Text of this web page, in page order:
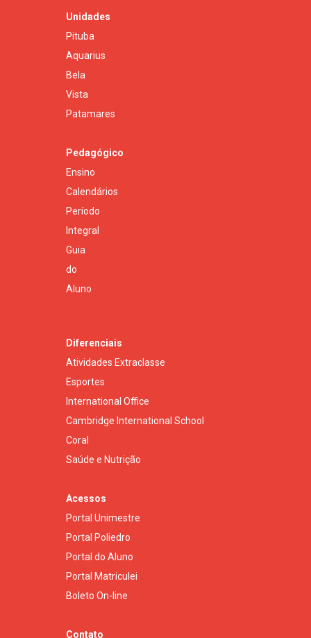
Unidades
Pituba
Aquarius
Bela
Vista
Patamares
Pedagógico
Ensino
Calendários
Período
Integral
Guia
do
Aluno
Diferenciais
Atividades Extraclasse
Esportes
International Office
Cambridge International School
Coral
Saúde e Nutrição
Acessos
Portal Unimestre
Portal Poliedro
Portal do Aluno
Portal Matriculei
Boleto On-line
Contato